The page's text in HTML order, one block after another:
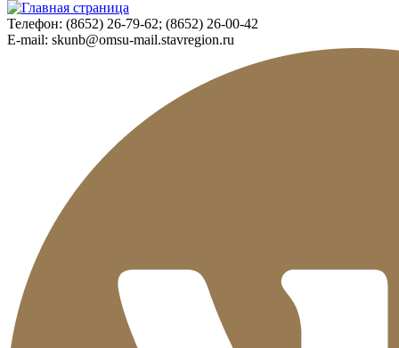
Телефон: (8652) 26-79-62; (8652) 26-00-42
E-mail: skunb@omsu-mail.stavregion.ru